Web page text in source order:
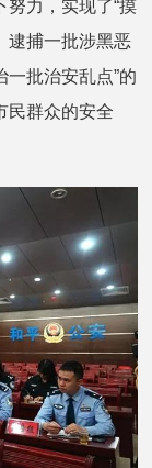
力，实现了“摸
逮捕一批涉黑恶
批治安乱点”的
民群众的安全